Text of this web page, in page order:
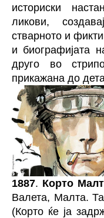
историски
ликови,
стварното и
и биографијата
друго во
прикажана до
1887. Корто
Валета, Малта.
(Корто ќе ја